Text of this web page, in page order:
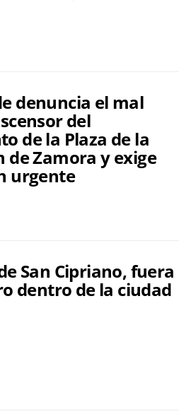
denuncia el mal
del
de la Plaza de la
de Zamora y exige
urgente
San Cipriano, fuera
dentro de la ciudad